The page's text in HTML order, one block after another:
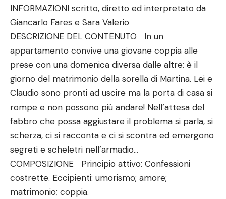
INFORMAZIONI scritto, diretto ed interpretato da
Giancarlo Fares e Sara Valerio
DESCRIZIONE DEL CONTENUTO In un
appartamento convive una giovane coppia alle
prese con una domenica diversa dalle altre: è il
giorno del matrimonio della sorella di Martina. Lei e
Claudio sono pronti ad uscire ma la porta di casa si
rompe e non possono più andare! Nell’attesa del
fabbro che possa aggiustare il problema si parla, si
scherza, ci si racconta e ci si scontra ed emergono
segreti e scheletri nell’armadio…
COMPOSIZIONE Principio attivo: Confessioni
costrette. Eccipienti: umorismo; amore;
matrimonio; coppia.